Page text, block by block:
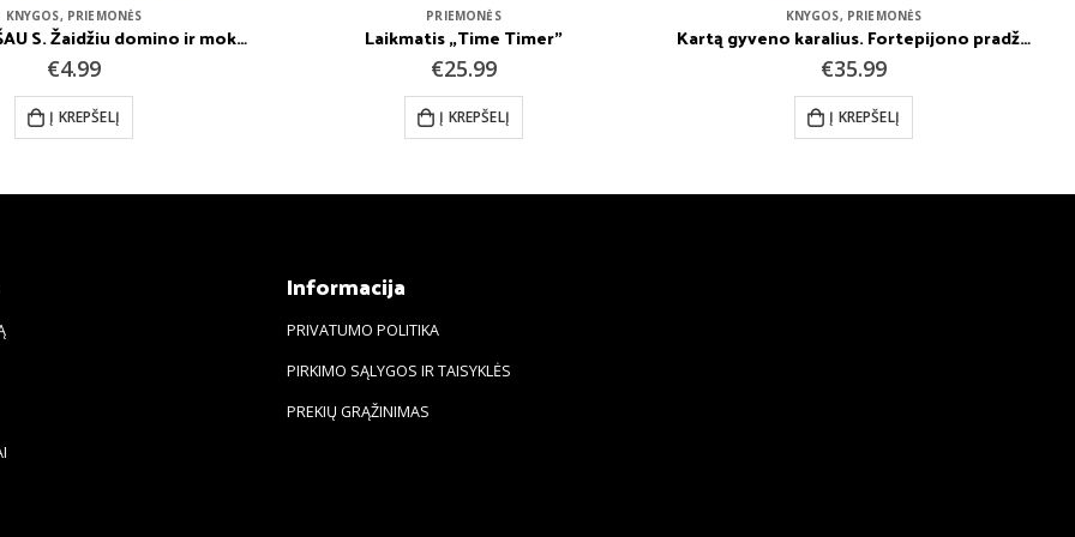
PRIEMONĖS
„Time Timer”
€25.99
Į KREPŠELĮ
KNYGOS,PRIEMONĖS
€35.99
Į KREPŠELĮ
KNYGOS, PRIEMONĖS
Elektroninių knygų skaitymas naudojant programas „Thorium Reader“ ir „BookFusion“. R. Jakulienė
€24.99
Į KREPŠELĮ
Informacija
PRIVATUMO POLITIKA
PIRKIMO SĄLYGOS IR TAISYKLĖS
PREKIŲ GRĄŽINIMAS